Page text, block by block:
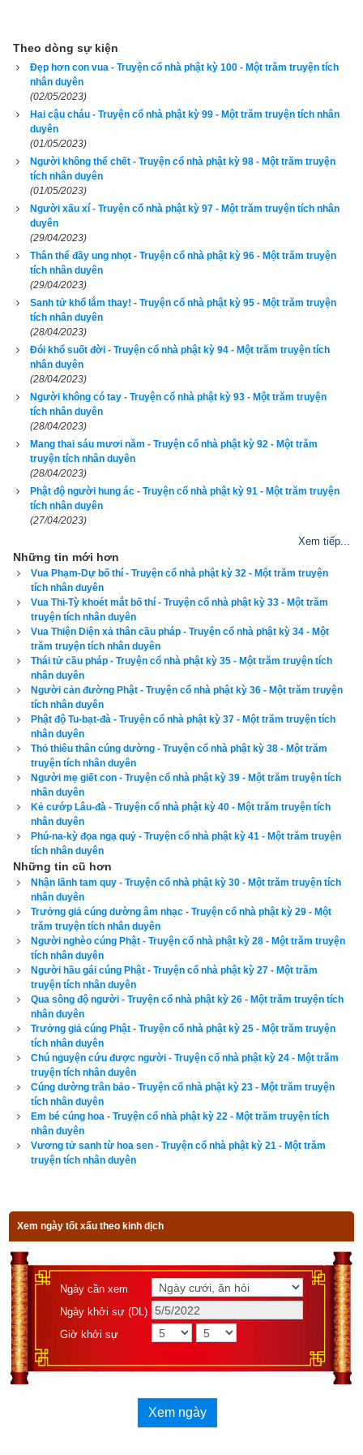
thuốc mà phân phát cho dân. Nhưng bệnh mỗi ngày một
nhiều, việc trị liệu chẳng thể dứt được.
Vua Liên Hoa khi ấy mới gọi các vị thầy thuốc lại, khiển trách
rằng: “Nay các ngươi lo lắng những việc chi khác mà không
trị bệnh cho nhân dân, để mọi người phải đến chỗ ta mà cầu
khẩn?” Các vị thầy thuốc mới tâu lên rằng: “Tâu đại vương!
Thuốc men hiện nay không có, nên chẳng thể trị bệnh cho
dân. Ngay như trong bọn chúng tôi đây, còn phải chịu bệnh
khổ, không có thuốc mà tự trị, huống gì trị bệnh cho người
khác?”
Vua nghe như vậy lấy làm thất vọng, lòng thương dân vô hạn,
mới hỏi các vị thầy thuốc rằng: “Nay các ngươi bảo thiếu
thuốc, vậy là thiếu món chi?” Các thầy thuốc tâu rằng: “Cần
có máu thịt của loài cá đỏ để làm thuốc. Mỗi người chúng tôi
lâu nay đều ra công tìm kiếm, mà đến nay vẫn chưa có được.
Chính vì vậy mà bệnh mỗi ngày một nhiều thêm, đã lắm
người phải mất mạng rồi.”
Khi ấy vua Liên Hoa tự nghĩ rằng: “Loài cá đỏ này, câu lưới
đều chẳng bắt được. Nay ta nên phát nguyện sanh ra làm
thân cá ấy mà cứu độ bệnh khổ cho nhân dân.”
Nghĩ như vậy rồi, liền triệu hết các vị đại thần và thái tử đến,
nói rằng: “Nay ta đem việc nước mà giao phó lại cho tất cả
các ngươi, cùng nhau lo liệu. Phải khéo biết chăm lo cho dân,
đừng làm việc chi sai trái.”
Nghe vua nói lời ấy, thái tử và các vị đại thần thảy đều kinh
hãi, buồn thảm sầu khóc nói chẳng nên lời. Hồi lâu, mới có
một vị đại thần tâu lên rằng: “Đại thần chúng tôi cùng với thái
tử chẳng biết đã làm gì nên tội mà nay đại vương nói ra lời
oán hận dường ấy?”
Vua Liên Hoa đáp rằng: “Ta chẳng thấy tất cả các ngươi có lỗi
chi cả. Chỉ có điều là ngày nay trong nước nhân dân bệnh
khổ, nhiều người đã phải mạng vong, cần có máu thịt của loài
cá đỏ để trị liệu. Ý ta muốn bỏ thân mạng này để nguyện hóa
sanh làm loài cá đỏ mà trị bệnh khổ cho nhân dân trong nước.
Vì thế nên mới cho gọi thái tử với tất cả các ngươi đến đây
mà giao phó việc nước.”
Bấy giờ, nghe lời ấy rồi, thái tử với các quan đại thần đều cầm
lòng không được, ngửa mặt lên trời mà kêu khóc bi thảm, ôm
chân vua khóc lóc nói rằng: “Hết thảy chúng tôi đây đều
nương cậy vào lòng từ của đại vương che chở. Nhân dân an
lạc, thịnh vượng lâu nay cũng nhờ ân đức đại vương. Cớ sao
chỉ trong phút chốc, lại muốn bỏ mặc chúng tôi mà ra đi cho
đành?”
Vua đáp rằng: “Việc ta làm ngày nay, cũng là vì tất cả nhân
dân đó thôi. Sao các ngươi cố chấp không chịu hiểu cho?”
Bấy giờ, thái tử và các vị đại thần hết lời can ngăn, mà vua
vẫn cương quyết không đổi ý.
Khi ấy, vua sắp sửa hương hoa lễ vật, lên lầu cao vọng lễ
la-nại, làm loài cá đỏ lớn. Người nào ăn thịt tôi thì đều trừ hết
mình từ lầu cao xuống mà bỏ mạng. Quả nhiên, vua hóa sanh
nơi dòng sông làm loài cá đỏ rất lớn.
Bấy giờ, nhân dân nghe nói nơi sông ấy có loài cá đỏ lớn, liền
rủ nhau mang lưới, mang câu đi tìm đánh bắt. Ăn thịt cá ấy rồi,
các thứ bệnh khổ liền được trừ hết. Còn loài cá ấy, cứ chết đi
rồi thì lại cũng hóa sanh trở lại nơi sông ấy để cho người ta
đánh bắt. Cứ như vậy trong 12 năm, bố thí thân mạng cho
chúng sanh mà không hề có chút mảy may hối hận. Qua 12
Theo dòng sự kiện
Đẹp hơn con vua - Truyện cổ nhà phật kỳ 100 - Một trăm truyện tích
nhân duyên
(02/05/2023)
Hai cậu cháu - Truyện cổ nhà phật kỳ 99 - Một trăm truyện tích nhân
duyên
(01/05/2023)
Người không thể chết - Truyện cổ nhà phật kỳ 98 - Một trăm truyện
tích nhân duyên
(01/05/2023)
Người xấu xí - Truyện cổ nhà phật kỳ 97 - Một trăm truyện tích nhân
duyên
(29/04/2023)
Thân thể đầy ung nhọt - Truyện cổ nhà phật kỳ 96 - Một trăm truyện
tích nhân duyên
(29/04/2023)
Sanh tử khổ lắm thay! - Truyện cổ nhà phật kỳ 95 - Một trăm truyện
tích nhân duyên
(28/04/2023)
Đói khổ suốt đời - Truyện cổ nhà phật kỳ 94 - Một trăm truyện tích
nhân duyên
(28/04/2023)
Người không có tay - Truyện cổ nhà phật kỳ 93 - Một trăm truyện
tích nhân duyên
(28/04/2023)
Mang thai sáu mươi năm - Truyện cổ nhà phật kỳ 92 - Một trăm
truyện tích nhân duyên
(28/04/2023)
Phật độ người hung ác - Truyện cổ nhà phật kỳ 91 - Một trăm truyện
tích nhân duyên
(27/04/2023)
Xem tiếp...
Những tin mới hơn
Vua Phạm-Dự bố thí - Truyện cổ nhà phật kỳ 32 - Một trăm truyện
tích nhân duyên
Vua Thi-Tỳ khoét mắt bố thí - Truyện cổ nhà phật kỳ 33 - Một trăm
truyện tích nhân duyên
Vua Thiện Diện xả thân cầu pháp - Truyện cổ nhà phật kỳ 34 - Một
trăm truyện tích nhân duyên
Thái tử cầu pháp - Truyện cổ nhà phật kỳ 35 - Một trăm truyện tích
nhân duyên
Người cản đường Phật - Truyện cổ nhà phật kỳ 36 - Một trăm truyện
tích nhân duyên
Phật độ Tu-bạt-đà - Truyện cổ nhà phật kỳ 37 - Một trăm truyện tích
nhân duyên
Thỏ thiêu thân cúng dường - Truyện cổ nhà phật kỳ 38 - Một trăm
truyện tích nhân duyên
Người mẹ giết con - Truyện cổ nhà phật kỳ 39 - Một trăm truyện tích
nhân duyên
Kẻ cướp Lâu-đà - Truyện cổ nhà phật kỳ 40 - Một trăm truyện tích
nhân duyên
Phú-na-kỳ đọa ngạ quỷ - Truyện cổ nhà phật kỳ 41 - Một trăm truyện
tích nhân duyên
Những tin cũ hơn
Nhận lãnh tam quy - Truyện cổ nhà phật kỳ 30 - Một trăm truyện tích
nhân duyên
Trưởng giả cúng dường âm nhạc - Truyện cổ nhà phật kỳ 29 - Một
trăm truyện tích nhân duyên
Người nghèo cúng Phật - Truyện cổ nhà phật kỳ 28 - Một trăm truyện
tích nhân duyên
Người hầu gái cúng Phật - Truyện cổ nhà phật kỳ 27 - Một trăm
truyện tích nhân duyên
Qua sông độ người - Truyện cổ nhà phật kỳ 26 - Một trăm truyện tích
nhân duyên
Trưởng giả cúng Phật - Truyện cổ nhà phật kỳ 25 - Một trăm truyện
tích nhân duyên
Chú nguyện cứu được người - Truyện cổ nhà phật kỳ 24 - Một trăm
truyện tích nhân duyên
Cúng dường trân bảo - Truyện cổ nhà phật kỳ 23 - Một trăm truyện
tích nhân duyên
Em bé cúng hoa - Truyện cổ nhà phật kỳ 22 - Một trăm truyện tích
nhân duyên
Vương tử sanh từ hoa sen - Truyện cổ nhà phật kỳ 21 - Một trăm
truyện tích nhân duyên
Xem ngày tốt xấu theo kinh dịch
Ngày cần xem
Ngày khởi sự (DL)
Giờ khởi sự
Xem ngày